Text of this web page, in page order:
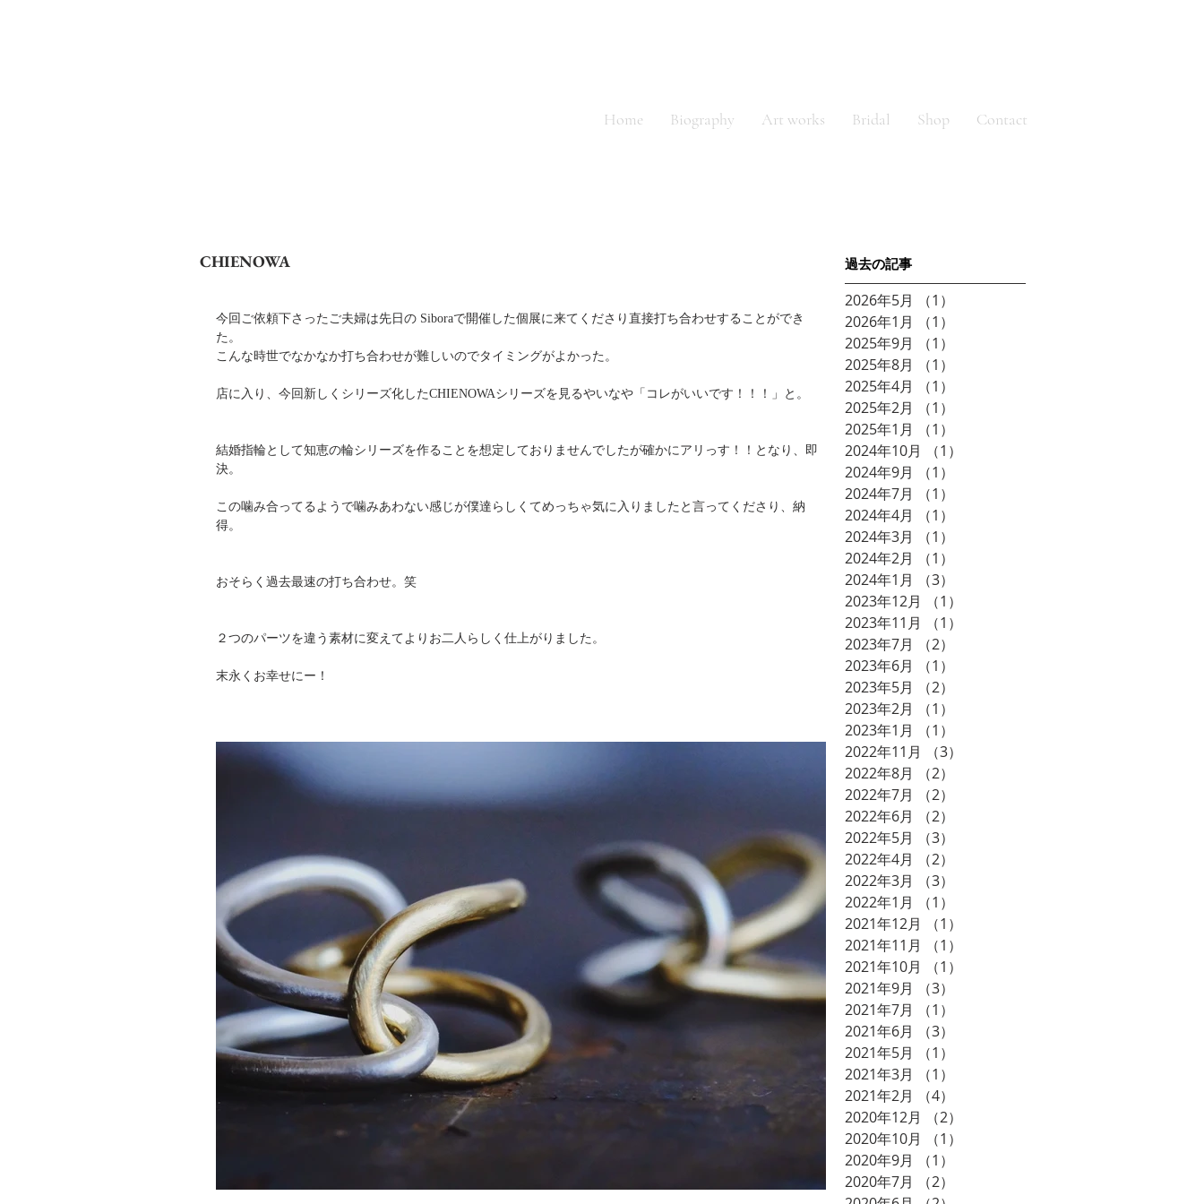
Home Biography Art works Bridal Shop Contact
CHIENOWA
今回ご依頼下さったご夫婦は先日の Siboraで開催した個展に来てくださり直接打ち合わせすることができ
た。
こんな時世でなかなか打ち合わせが難しいのでタイミングがよかった。
店に入り、今回新しくシリーズ化したCHIENOWAシリーズを見るやいなや「コレがいいです！！！」と。
結婚指輪として知恵の輪シリーズを作ることを想定しておりませんでしたが確かにアリっす！！となり、即
決。
この噛み合ってるようで噛みあわない感じが僕達らしくてめっちゃ気に入りましたと言ってくださり、納
得。
おそらく過去最速の打ち合わせ。笑
２つのパーツを違う素材に変えてよりお二人らしく仕上がりました。
末永くお幸せにー！
​過去の記事
2026年5月 （1）
2026年1月
（1）
2025年9月
（1）
2025年8月
（1）
2025年4月
（1）
2025年2月
（1）
2025年1月
（1）
2024年10月
（1）
2024年9月
（1）
2024年7月
（1）
2024年4月
（1）
2024年3月
（1）
2024年2月
（1）
2024年1月
（3）
2023年12月
（1）
2023年11月
（1）
2023年7月
（2）
2023年6月
（1）
2023年5月
（2）
2023年2月
（1）
2023年1月
（1）
2022年11月
（3）
2022年8月
（2）
2022年7月
（2）
2022年6月
（2）
2022年5月
（3）
2022年4月
（2）
2022年3月
（3）
2022年1月
（1）
2021年12月
（1）
2021年11月
（1）
2021年10月
（1）
2021年9月
（3）
2021年7月
（1）
2021年6月
（3）
2021年5月
（1）
2021年3月
（1）
2021年2月
（4）
2020年12月
（2）
2020年10月
（1）
2020年9月
（1）
2020年7月
（2）